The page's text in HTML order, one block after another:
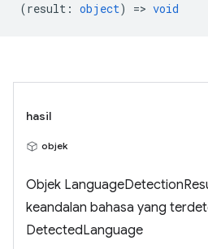
(result : object) => void
hasil
objek
Objek
keandalan bahasa yang
DetectedLanguage